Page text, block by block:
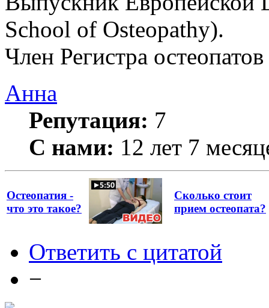
School of Osteopathy).
Член Регистра
Анна
Репутация: 7
С нами: 12 лет 7
Остеопатия -
что это такое?
Сколько стоит
прием остеопата?
Ответить с цитатой
−